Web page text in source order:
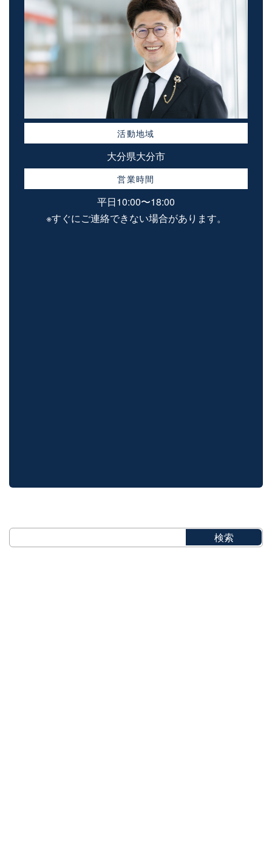
活動地域
大分県大分市
営業時間
平日10:00〜18:00
※すぐにご連絡できない場合があります。